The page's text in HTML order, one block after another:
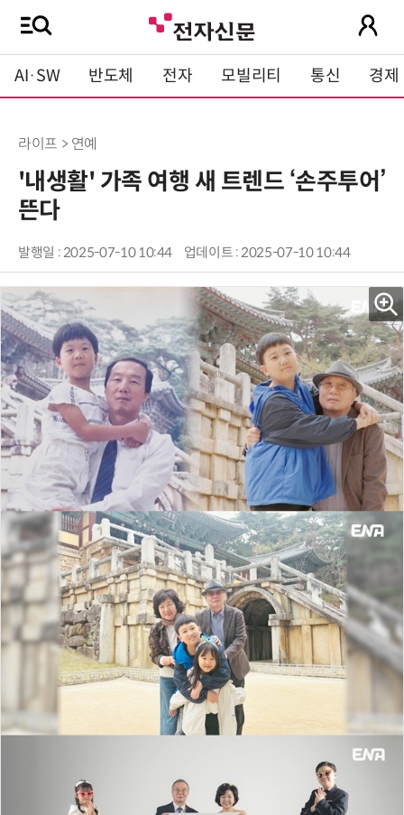
AI·SW 반도체 전자 모빌리티 통신 경제
라이프 > 연예
'내생활' 가족 여행 새 트렌드 ‘손주투어’
뜬다
발행일 : 2025-07-10 10:44 업데이트 : 2025-07-10 10:44